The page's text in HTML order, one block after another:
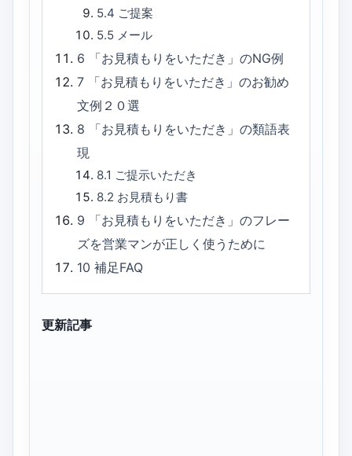
5.4 ご提案
5.5 メール
6
「お見積もりをいただき」のNG例
7
「お見積もりをいただき」のお勧め
文例２０選
8
「お見積もりをいただき」の類語表
現
8.1 ご提示いただき
8.2 お見積もり書
9
「お見積もりをいただき」のフレー
ズを営業マンが正しく使うために
10補足FAQ
更新記事